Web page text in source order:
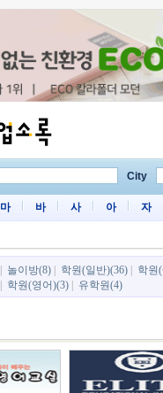
City
마 바 사 아 자
놀이방(8) 학원(일반)(36)
학원
학원(영어)(3) 유학원(4)